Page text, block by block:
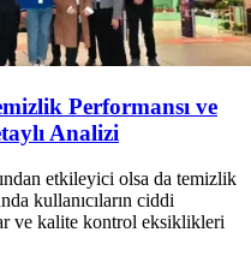
Performansı ve
Analizi
etkileyici olsa da temizlik
kullanıcıların ciddi
ve kalite kontrol eksiklikleri